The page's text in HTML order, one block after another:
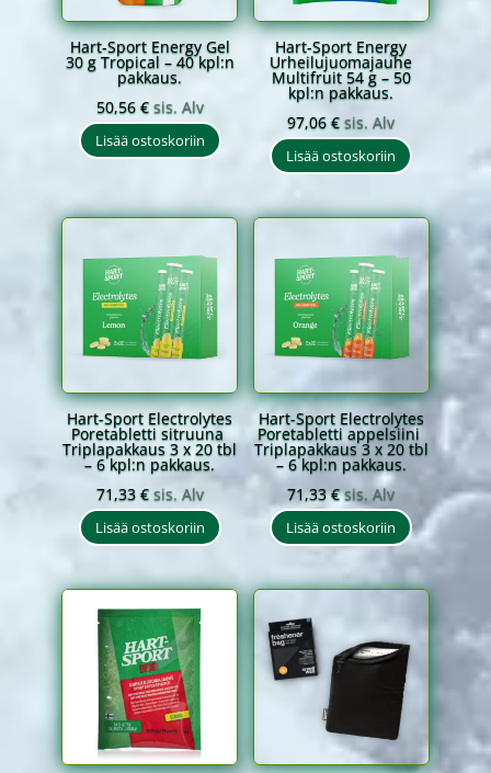
Hart-Sport Energy Gel
30 g Tropical – 40 kpl:n
pakkaus.
50,56 € sis. Alv
Lisää ostoskoriin
Hart-Sport Energy
Urheilujuomajauhe
Multifruit 54 g – 50
kpl:n pakkaus.
97,06€ sis. Alv
Lisää ostoskoriin
Hart-Sport Electrolytes
Poretabletti sitruuna
Triplapakkaus 3 x 20 tbl
– 6 kpl:n pakkaus.
71,33 € sis. Alv
Lisää ostoskoriin
Hart-Sport Electrolytes
Poretabletti appelsiini
Triplapakkaus 3 x 20 tbl
– 6 kpl:n pakkaus.
71,33€ sis. Alv
Lisää ostoskoriin